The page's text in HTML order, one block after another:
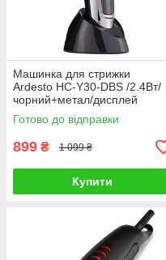
Машинка для стрижки
Ardesto HC-Y30-DBS /2.4Вт/
чорний+метал/дисплей
Готово до відправки
899 ₴ 1 099 ₴
Купити